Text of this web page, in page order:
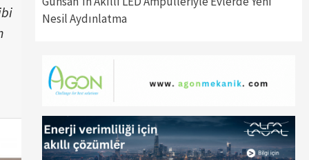
Nesil Aydınlatma